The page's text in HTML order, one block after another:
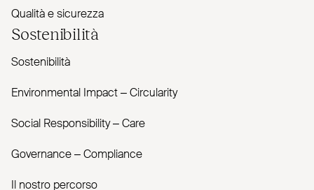
Qualità e sicurezza
Sostenibilità
Sostenibilità
Envi­ronmental Impact – Cir­cularity
Social Responsibility – Care
Governance – Com­pliance
Il nostro percorso